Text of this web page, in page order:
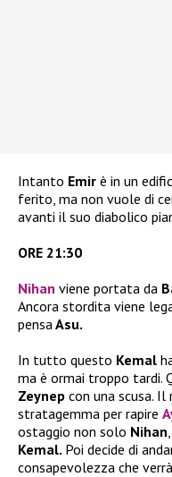
Intanto Emir è in un
ferito, ma non vuole di
avanti il suo diabolico
ORE 21:30
Nihan viene portata da
Ancora stordita viene
pensa Asu.
In tutto questo Kemal
ma è ormai troppo tardi.
Zeynep con una scusa.
stratagemma per rapire
ostaggio non solo Nihan
Kemal. Poi decide di
consapevolezza che